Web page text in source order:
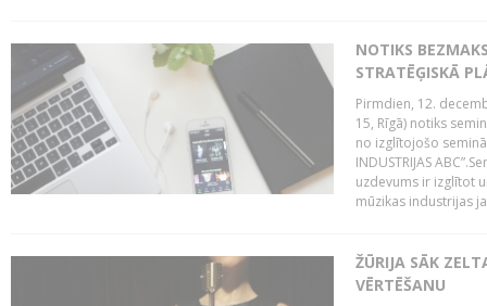
NOTIKS
STRATĒĢISKĀ
Pirmdien, 12.
15, Rīgā) notiks
no izglītojošo
INDUSTRIJAS
uzdevums ir izglītot
mūzikas industrijas
ŽŪRIJA SĀK
VĒRTĒŠANU